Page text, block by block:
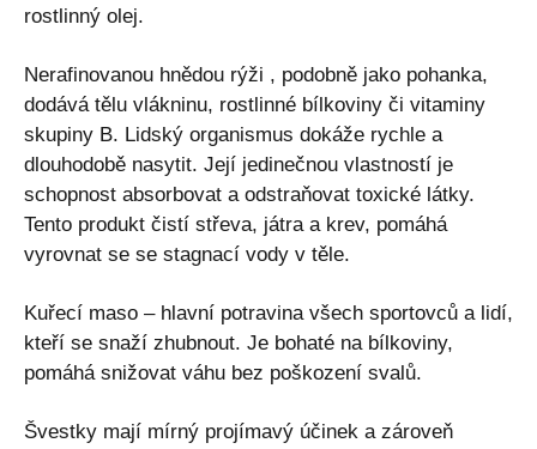
rostlinný olej.
Nerafinovanou hnědou rýži , podobně jako pohanka,
dodává tělu vlákninu, rostlinné bílkoviny či vitaminy
skupiny B. Lidský organismus dokáže rychle a
dlouhodobě nasytit. Její jedinečnou vlastností je
schopnost absorbovat a odstraňovat toxické látky.
Tento produkt čistí střeva, játra a krev, pomáhá
vyrovnat se se stagnací vody v těle.
Kuřecí maso – hlavní potravina všech sportovců a lidí,
kteří se snaží zhubnout. Je bohaté na bílkoviny,
pomáhá snižovat váhu bez poškození svalů.
Švestky mají mírný projímavý účinek a zároveň